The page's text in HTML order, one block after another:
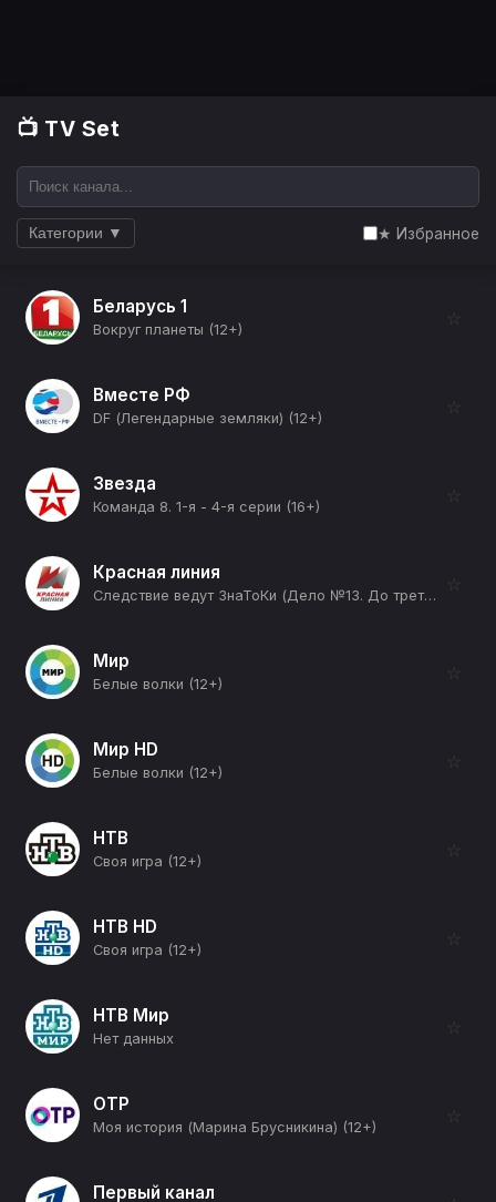
📺 TV Set
Категории ▼ ★ Избранное
Беларусь 1
Вокруг планеты (12+)
☆
Вместе РФ
DF (Легендарные земляки) (12+)
☆
Звезда
Команда 8. 1-я - 4-я серии (16+)
☆
Красная линия
Следствие ведут ЗнаТоКи (Дело №13. До третьего выстрела: Часть 1-я) (16+)
☆
Мир
Белые волки (12+)
☆
Мир HD
Белые волки (12+)
☆
НТВ
Своя игра (12+)
☆
НТВ HD
Своя игра (12+)
☆
НТВ Мир
Нет данных
☆
ОТР
Моя история (Марина Брусникина) (12+)
☆
Первый канал